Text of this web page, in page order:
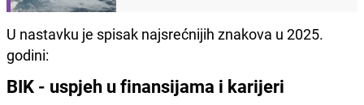
U nastavku je spisak najsrećnijih znakova u 2025.
godini:
BIK - uspjeh u finansijama i karijeri